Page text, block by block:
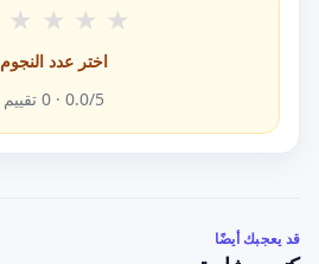
★ ★ ★ ★
اختر عدد النجوم
0.0/5 ·
0 تقييم
قد يعجبك أيضًا